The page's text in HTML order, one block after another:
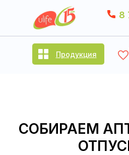
8
Продукция
СОБИРАЕМ